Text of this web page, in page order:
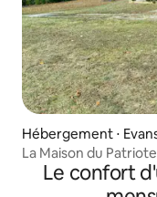
Hébergement ⋅
La Maison du Patriote
Le confort